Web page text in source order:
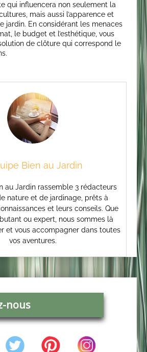
qui influencera non seulement la
mais aussi l’apparence et
jardin. En considérant les menaces
le budget et l’esthétique, vous
de clôture qui correspond le
Bien au Jardin
au Jardin rassemble 3 rédacteurs
nature et de jardinage, prêts à
et leurs conseils. Que
ou expert, nous sommes là
et vous accompagner dans toutes
vos aventures.
nous